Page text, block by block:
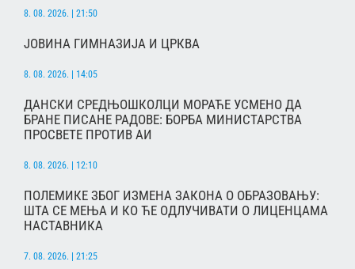
8. 08. 2026. | 21:50
ЈОВИНА ГИМНАЗИЈА И ЦРКВА
8. 08. 2026. | 14:05
ДАНСКИ СРЕДЊОШКОЛЦИ МОРАЋЕ УСМЕНО ДА
БРАНЕ ПИСАНЕ РАДОВЕ: БОРБА МИНИСТАРСТВА
ПРОСВЕТЕ ПРОТИВ АИ
8. 08. 2026. | 12:10
ПОЛЕМИКЕ ЗБОГ ИЗМЕНА ЗАКОНА О ОБРАЗОВАЊУ:
ШТА СЕ МЕЊА И КО ЋЕ ОДЛУЧИВАТИ О ЛИЦЕНЦАМА
НАСТАВНИКА
7. 08. 2026. | 21:25